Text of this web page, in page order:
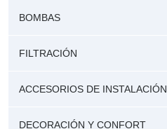
BOMBAS
FILTRACIÓN
ACCESORIOS DE INSTALACIÓN
DECORACIÓN Y CONFORT